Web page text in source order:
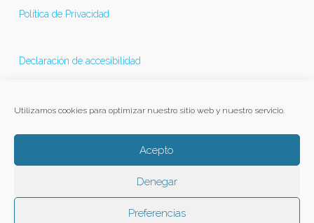
Utilizamos cookies para optimizar nuestro sitio web y nuestro servicio.
Acepto
Denegar
Preferencias
Política de Privacidad
Declaración de accesibilidad